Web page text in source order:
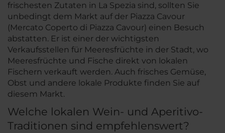
frischesten Zutaten in La Spezia sind, sollten Sie
unbedingt dem Markt auf der Piazza Cavour
(Mercato Coperto di Piazza Cavour) einen Besuch
abstatten. Er ist einer der wichtigsten
Verkaufsstellen für Meeresfrüchte in der Stadt, wo
Meeresfrüchte und Fische direkt von lokalen
Fischern verkauft werden. Auch frisches Gemüse,
Obst und andere lokale Produkte finden Sie auf
diesem Markt.
Welche lokalen Wein- und Aperitivo-
Traditionen sind empfehlenswert?